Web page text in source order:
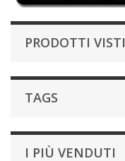
PRODOTTI VISTI
TAGS
I PIÙ VENDUTI